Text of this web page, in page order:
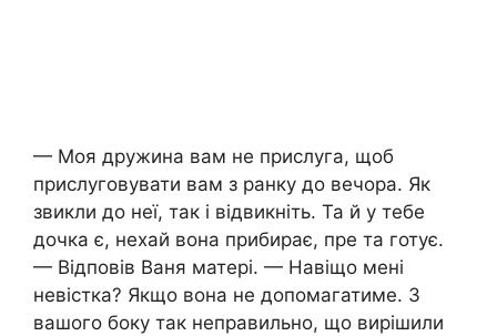
— Моя дружина вам не прислyга, щоб
прислуговувати вам з ранку до вечора. Як
звикли до неї, так і відвикніть. Та й у тебе
дочка є, нехай вона прибирає, пре та готує.
— Відповів Ваня матері. — Навіщо мені
невістка? Якщо вона не допомагатиме. З
вашого боку так неправильно, що вирішили